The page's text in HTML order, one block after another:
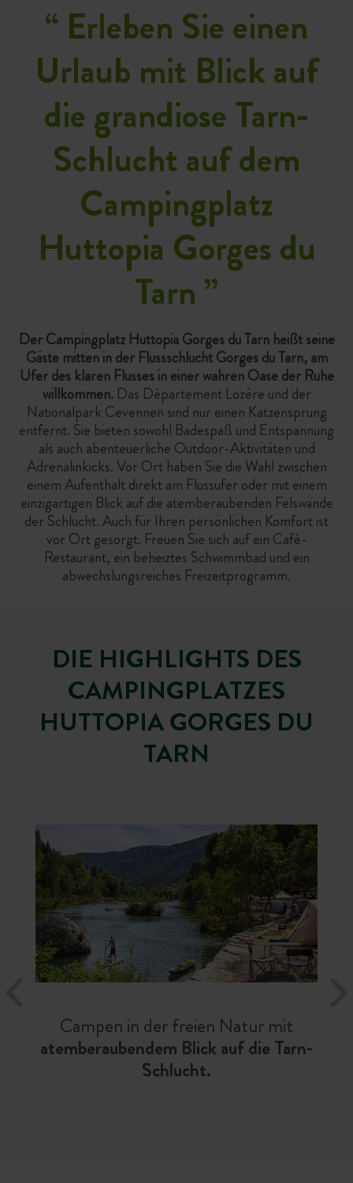
“ Erleben Sie einen
Urlaub mit Blick auf
die grandiose Tarn-
Schlucht auf dem
Campingplatz
Huttopia Gorges du
Tarn ”
Der Campingplatz Huttopia Gorges du Tarn heißt seine
Gäste mitten in der Flussschlucht Gorges du Tarn, am
Ufer des klaren Flusses in einer wahren Oase der Ruhe
willkommen. Das Département Lozère und der
Nationalpark Cevennen sind nur einen Katzensprung
entfernt. Sie bieten sowohl Badespaß und Entspannung
als auch abenteuerliche Outdoor-Aktivitäten und
Adrenalinkicks. Vor Ort haben Sie die Wahl zwischen
einem Aufenthalt direkt am Flussufer oder mit einem
einzigartigen Blick auf die atemberaubenden Felswände
der Schlucht. Auch für Ihren persönlichen Komfort ist
vor Ort gesorgt. Freuen Sie sich auf ein Café-
Restaurant, ein beheiztes Schwimmbad und ein
abwechslungsreiches Freizeitprogramm.
DIE HIGHLIGHTS DES
CAMPINGPLATZES
HUTTOPIA GORGES DU
TARN
Campen in der freien Natur mit
atemberaubendem Blick auf die Tarn-
Schlucht.